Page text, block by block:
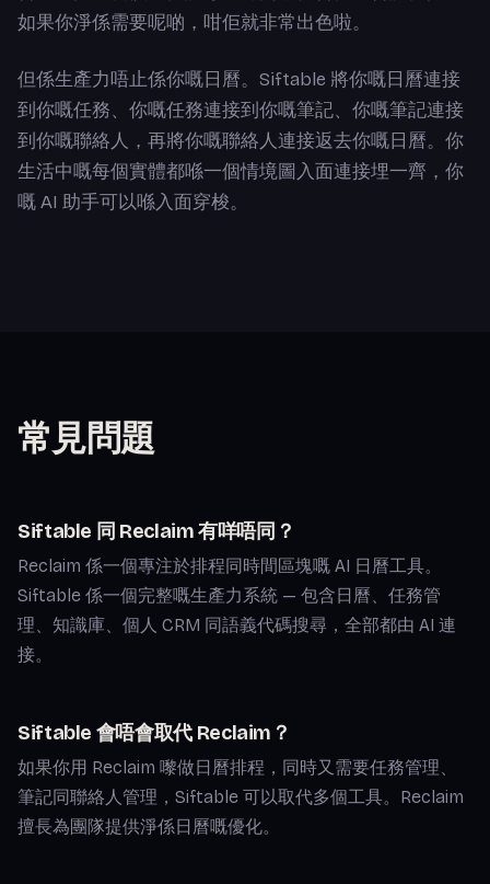
如果你淨係需要呢啲，咁佢就非常出色啦。
但係生產力唔止係你嘅日曆。Siftable 將你嘅日曆連接
到你嘅任務、你嘅任務連接到你嘅筆記、你嘅筆記連接
到你嘅聯絡人，再將你嘅聯絡人連接返去你嘅日曆。你
生活中嘅每個實體都喺一個情境圖入面連接埋一齊，你
嘅 AI 助手可以喺入面穿梭。
常見問題
Siftable 同 Reclaim 有咩唔同？
Reclaim 係一個專注於排程同時間區塊嘅 AI 日曆工具。
Siftable 係一個完整嘅生產力系統 — 包含日曆、任務管
理、知識庫、個人 CRM 同語義代碼搜尋，全部都由 AI 連
接。
Siftable 會唔會取代 Reclaim？
如果你用 Reclaim 嚟做日曆排程，同時又需要任務管理、
筆記同聯絡人管理，Siftable 可以取代多個工具。Reclaim
擅長為團隊提供淨係日曆嘅優化。